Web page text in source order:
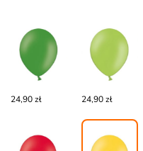
24,90 zł 24,90 zł